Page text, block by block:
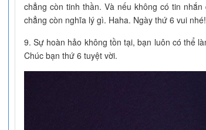
chẳng còn tinh thần. Và nếu không có tin
chẳng còn nghĩa lý gì. Haha. Ngày thứ 6 vui nhé!
9. Sự hoàn hảo không tồn tại, bạn luôn có thể
Chúc bạn thứ 6 tuyệt vời.